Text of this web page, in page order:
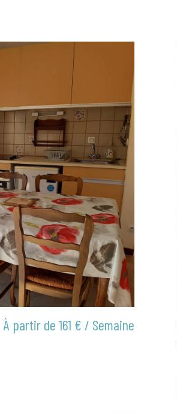
À partir de 161 € / Semaine